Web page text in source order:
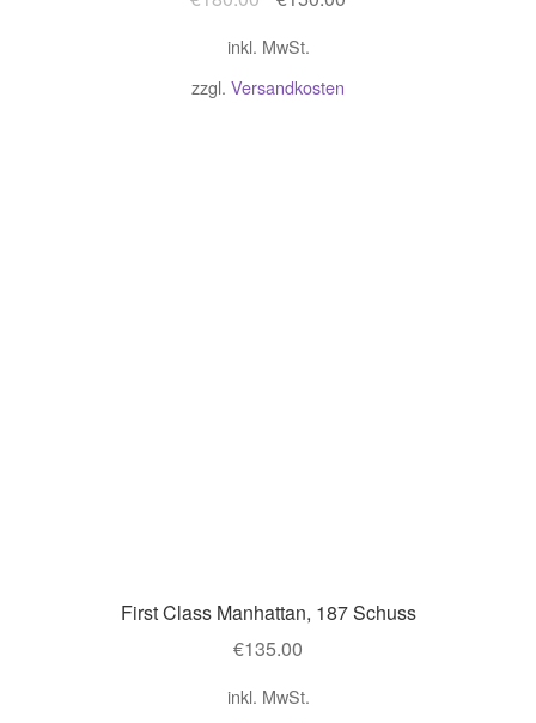
war:
€180.00
inkl. MwSt.
zzgl. Versandkosten
First Class Manhattan, 187 Schuss
€135.00
inkl. MwSt.